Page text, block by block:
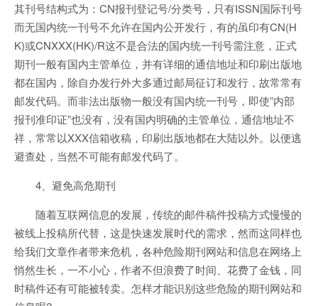
其刊号结构式为：CN报刊登记号/分类号，只有ISSN国际刊号
而无国内统一刊号不允许在国内公开发行，有的虽印有CN(H
K)或CNXXX(HK)/R这不是合法的国内统一刊号需注意，正式
期刊一般有国内主管单位，并有详细的通信地址和印刷出版地
都在国内，除自办发行外大多通过邮局征订和发行，故常常有
邮发代码。而非法出版物一般没有国内统一刊号，即使”内部
报刊准印证”也没有，没有国内明确的主管单位，通信地址不
祥，常常以XXX信箱收稿，印刷出版地都在大陆以外。以便逃
避查处，当然不可能有邮发代码了。
4、避免高危期刊
随着互联网信息的发展，传统的邮件稿件投稿方式慢慢的
被线上投稿所代替，这是快速发展时代的需求，然而这同样也
给我们文章作者带来危机，各种危险期刊网站和信息在网络上
悄然生长，一不小心，作者不但浪费了时间、花费了金钱，同
时稿件还有可能被转卖。怎样才能识别这些危险的期刊网站和